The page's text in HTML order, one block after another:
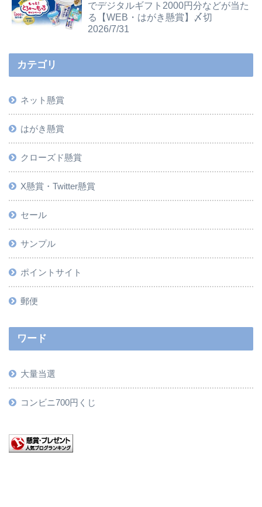
でデジタルギフト2000円分などが当た
る【WEB・はがき懸賞】〆切
2026/7/31
カテゴリ
ネット懸賞
はがき懸賞
クローズド懸賞
X懸賞・Twitter懸賞
セール
サンプル
ポイントサイト
郵便
ワード
大量当選
コンビニ700円くじ